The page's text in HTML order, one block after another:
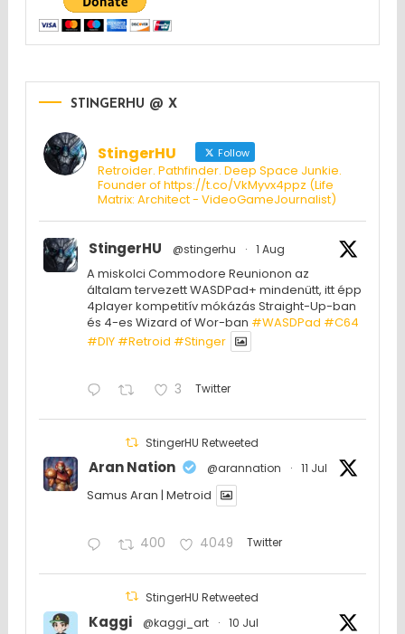
STINGERHU @ X
StingerHU Follow
Retroider. Pathfinder. Deep Space Junkie.
Founder of https://t.co/VkMyvx4ppz (Life
Matrix: Architect - VideoGameJournalist)
StingerHU @stingerhu · 1 Aug
A miskolci Commodore Reunionon az
általam tervezett WASDPad+ mindenütt, itt épp
4player kompetitív mókázás Straight-Up-ban
és 4-es Wizard of Wor-ban #WASDPad #C64
#DIY #Retroid #Stinger
3 Twitter
StingerHU Retweeted
Aran Nation @arannation · 11 Jul
Samus Aran | Metroid
400 4049 Twitter
StingerHU Retweeted
Kaggi @kaggi_art · 10 Jul